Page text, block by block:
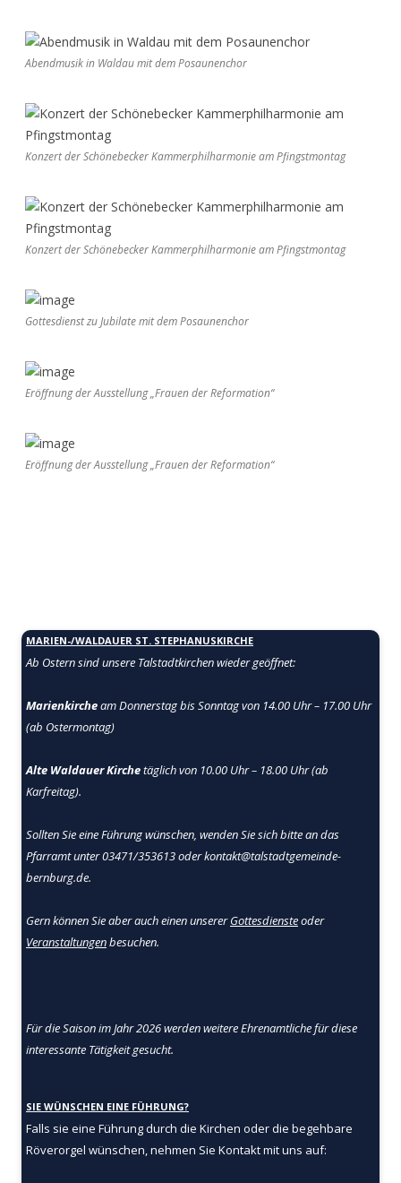
Abendmusik in Waldau mit dem Posaunenchor
Konzert der Schönebecker Kammerphilharmonie am Pfingstmontag
Konzert der Schönebecker Kammerphilharmonie am Pfingstmontag
Gottesdienst zu Jubilate mit dem Posaunenchor
Eröffnung der Ausstellung „Frauen der Reformation“
Eröffnung der Ausstellung „Frauen der Reformation“
MARIEN-/WALDAUER ST. STEPHANUSKIRCHE
Ab Ostern sind unsere Talstadtkirchenwieder geöffnet:
Marienkircheam Donnerstag bis Sonntag von 14.00 Uhr – 17.00 Uhr
(ab Ostermontag)
Alte Waldauer Kirchetäglich von 10.00 Uhr – 18.00 Uhr (ab
Karfreitag).
Sollten Sie eine Führung wünschen, wenden Sie sich bitte an das
Pfarramt unter 03471/353613 oder kontakt@talstadtgemeinde-
bernburg.de.
Gern können Sie aber auch einen unsererGottesdiensteoder
Veranstaltungenbesuchen.
Für die Saison im Jahr 2026 werden weitere Ehrenamtliche für diese
interessante Tätigkeit gesucht.
SIE WÜNSCHEN EINE FÜHRUNG?
Falls sie eine Führung durch die Kirchen oder die begehbare
Röverorgel wünschen, nehmen Sie Kontakt mit uns auf: